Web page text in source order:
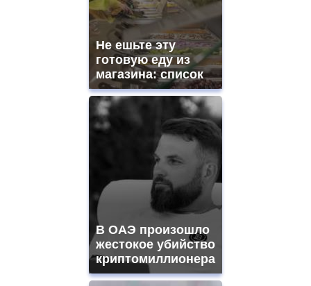
https://gradewatches.to/
https://www.replicasrelojes.to/
Не ешьте эту
готовую еду из
магазина: список
В ОАЭ произошло
жестокое убийство
криптомиллионера